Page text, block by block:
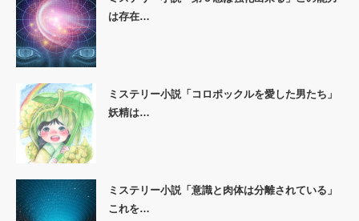
は存在…
ミステリー小説「コロポックルを愛した男たち」
妖精は…
ミステリー小説「意識と肉体は分離されている」
これを…